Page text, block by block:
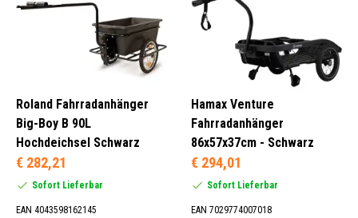
Roland (13)
Topeak (2)
Roland Fahrradanhänger
Big-Boy B 90L
Hochdeichsel Schwarz
€ 282,21
Sofort Lieferbar
EAN 4043598162145
Hamax Venture
Fahrradanhänger
86x57x37cm - Schwarz
€ 294,01
Sofort Lieferbar
EAN 7029774007018